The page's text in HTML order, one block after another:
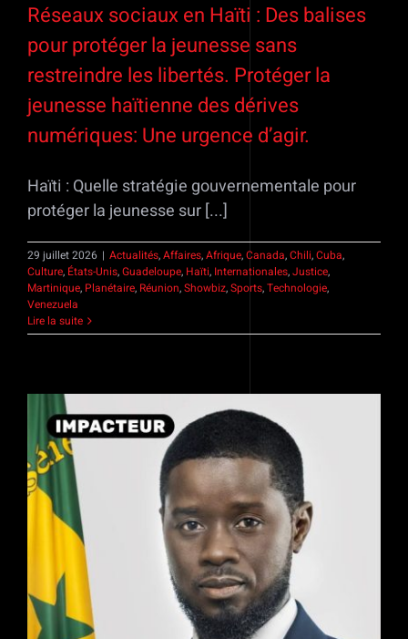
Réseaux sociaux en Haïti : Des balises
pour protéger la jeunesse sans
restreindre les libertés. Protéger la
jeunesse haïtienne des dérives
numériques: Une urgence d’agir.
Haïti : Quelle stratégie gouvernementale pour
protéger la jeunesse sur [...]
29 juillet 2026 | Actualités,Affaires,Afrique,Canada,Chili,Cuba,
Culture, États-Unis,Guadeloupe, Haïti, Internationales,Justice,
Martinique, Planétaire, Réunion,Showbiz,Sports,Technologie,
Venezuela
Lire la suite